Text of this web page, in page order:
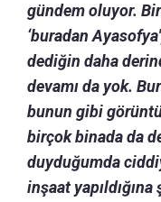
gündem oluyor.
‘buradan
dediğin daha
devamı da yok.
bunun gibi
birçok binada da
duyduğumda
inşaat